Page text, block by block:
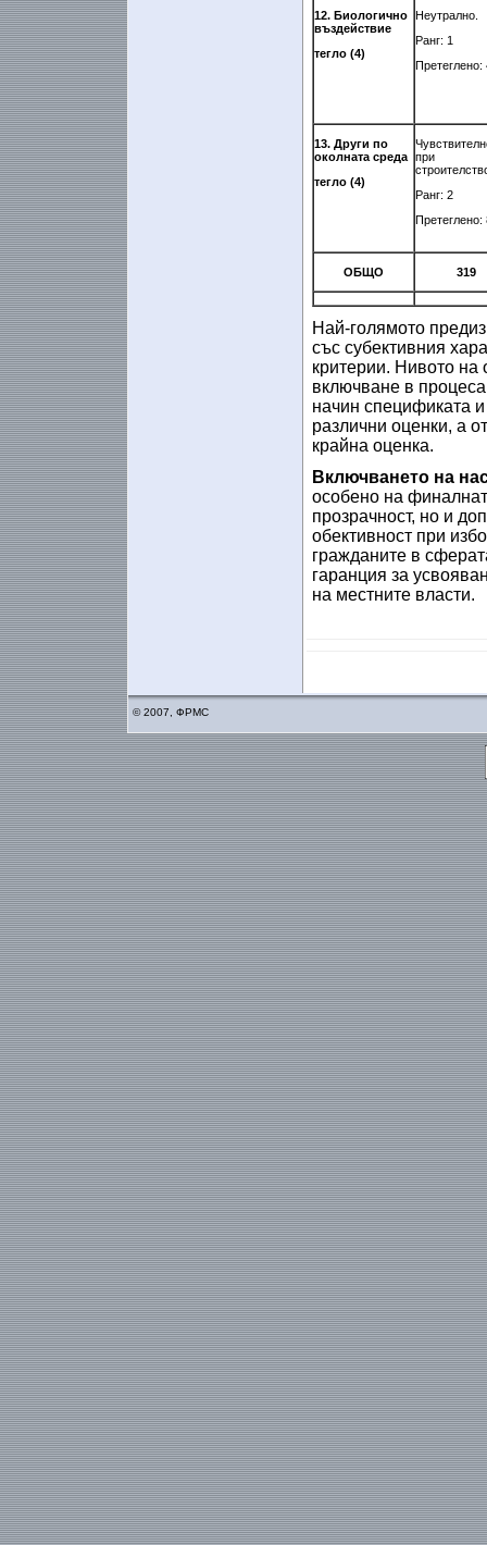
12. Биологично
въздействие
тегло (4)
Неутрално.
Ранг: 1
Претеглено:
13. Други по
околната среда
тегло (4)
при
Ранг: 2
Претеглено:
ОБЩО 319
Най-голямото
със субективния
критерии. Нивото на
включване в
начин спецификата
различни оценки, а
крайна оценка.
Включването на
особено на
прозрачност, но и
обективност при
гражданите в
гаранция за
на местните власти.
© 2007, ФРМС